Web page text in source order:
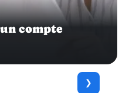
compte